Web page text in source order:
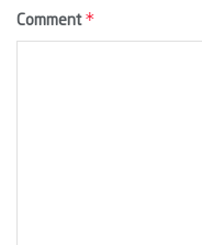
Comment *